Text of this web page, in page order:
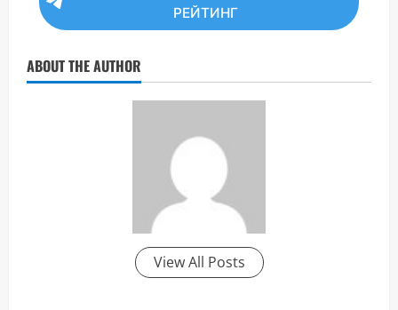
РЕЙТИНГ
ABOUT THE AUTHOR
View All Posts